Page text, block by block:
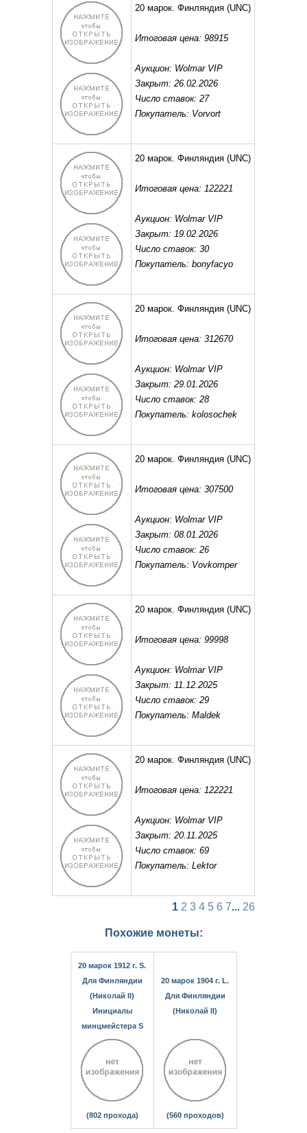
20 марок. Финляндия (UNC)
Итоговая цена: 98915
Аукцион: Wolmar VIP
Закрыт: 26.02.2026
Число ставок: 27
Покупатель: Vorvort
20 марок. Финляндия (UNC)
Итоговая цена: 122221
Аукцион: Wolmar VIP
Закрыт: 19.02.2026
Число ставок: 30
Покупатель: bonyfacyo
20 марок. Финляндия (UNC)
Итоговая цена: 312670
Аукцион: Wolmar VIP
Закрыт: 29.01.2026
Число ставок: 28
Покупатель: kolosochek
20 марок. Финляндия (UNC)
Итоговая цена: 307500
Аукцион: Wolmar VIP
Закрыт: 08.01.2026
Число ставок: 26
Покупатель: Vovkomper
20 марок. Финляндия (UNC)
Итоговая цена: 99998
Аукцион: Wolmar VIP
Закрыт: 11.12.2025
Число ставок: 29
Покупатель: Maldek
20 марок. Финляндия (UNC)
Итоговая цена: 122221
Аукцион: Wolmar VIP
Закрыт: 20.11.2025
Число ставок: 69
Покупатель: Lektor
1 2 3 4 5 6 7... 26
Похожие монеты:
20 марок 1912 г. S.
Для Финляндии
(Николай II)
Инициалы
минцмейстера S
(802 прохода)
20 марок 1904 г. L.
Для Финляндии
(Николай II)
(560 проходов)